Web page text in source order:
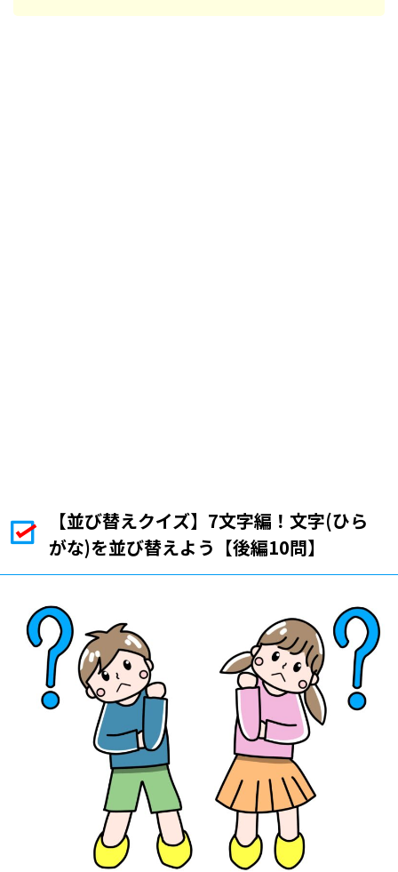
【並び替えクイズ】7文字編！文字(ひら
がな)を並び替えよう【後編10問】